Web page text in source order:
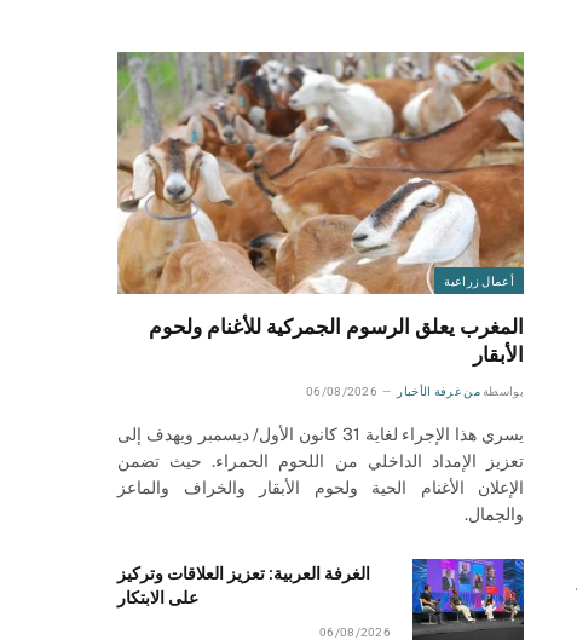
أعمال زراعية
المغرب يعلق الرسوم الجمركية للأغنام ولحوم
الأبقار
بواسطة من غرفة الأخبار 06/08/2026
يسري هذا الإجراء لغاية 31 كانون الأول/ ديسمبر ويهدف إلى
تعزيز الإمداد الداخلي من اللحوم الحمراء. حيث تضمن
الإعلان الأغنام الحية ولحوم الأبقار والخراف والماعز
والجمال.
الغرفة العربية: تعزيز العلاقات وتركيز
على الابتكار
06/08/2026